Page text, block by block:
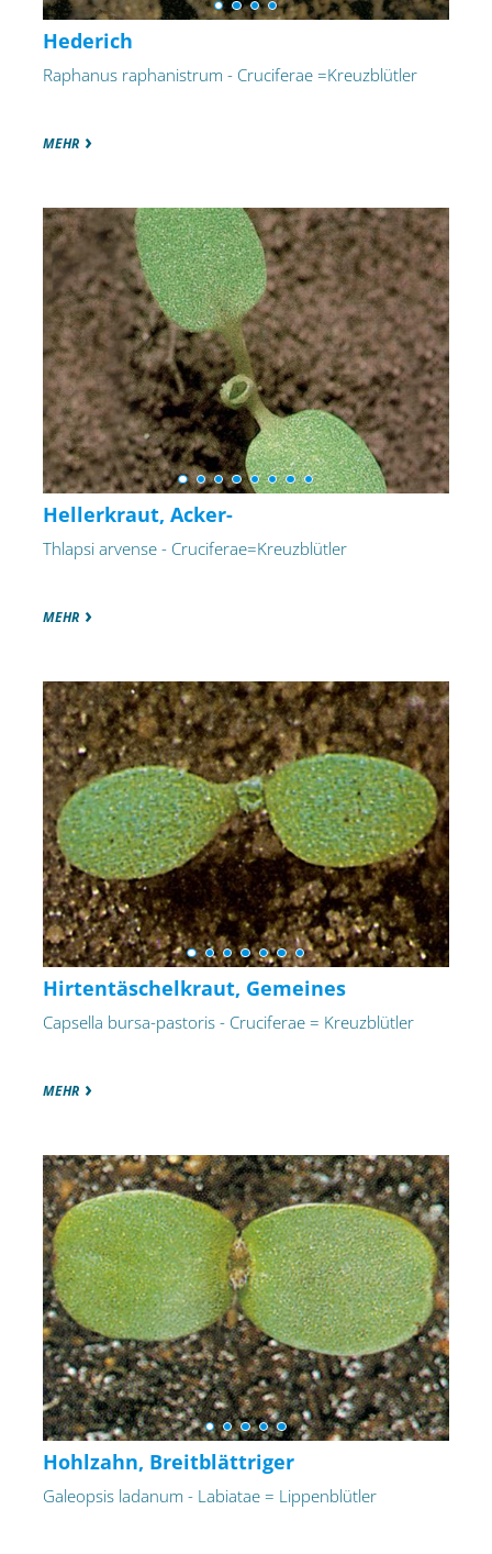
Hederich
Raphanus raphanistrum - Cruciferae =Kreuzblütler
MEHR
Hellerkraut, Acker-
Thlapsi arvense - Cruciferae=Kreuzblütler
MEHR
Hirtentäschelkraut, Gemeines
Capsella bursa-pastoris - Cruciferae = Kreuzblütler
MEHR
Hohlzahn, Breitblättriger
Galeopsis ladanum - Labiatae = Lippenblütler